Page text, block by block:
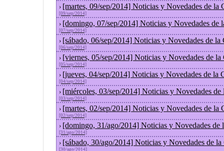
› [martes, 09/sep/2014] Noticias y Novedades de la
[09/sep/2014]
› [domingo, 07/sep/2014] Noticias y Novedades de
[07/sep/2014]
› [sábado, 06/sep/2014] Noticias y Novedades de la
[06/sep/2014]
› [viernes, 05/sep/2014] Noticias y Novedades de la
[05/sep/2014]
› [jueves, 04/sep/2014] Noticias y Novedades de la
[04/sep/2014]
› [miércoles, 03/sep/2014] Noticias y Novedades de
[03/sep/2014]
› [martes, 02/sep/2014] Noticias y Novedades de la
[02/sep/2014]
› [domingo, 31/ago/2014] Noticias y Novedades de
[31/ago/2014]
› [sábado, 30/ago/2014] Noticias y Novedades de
[30/ago/2014]